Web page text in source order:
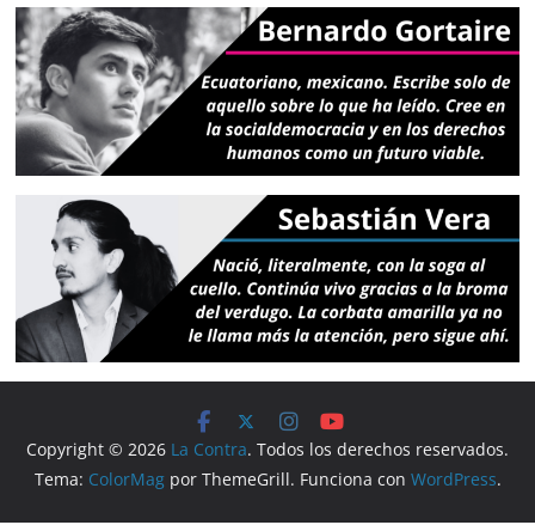
Copyright © 2026 La Contra. Todos los derechos reservados.
Tema: ColorMagpor ThemeGrill. Funciona con WordPress.